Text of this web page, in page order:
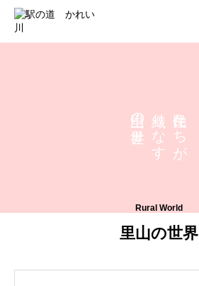
た
ち
が
り
な
す
の
Rural World
里山の世界